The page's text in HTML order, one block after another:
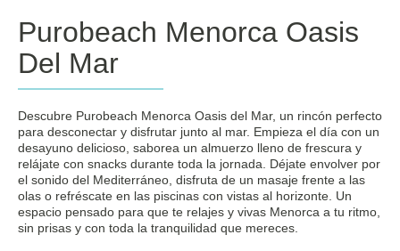
Purobeach Menorca Oasis
Del Mar
Descubre Purobeach Menorca Oasis del Mar, un rincón perfecto
para desconectar y disfrutar junto al mar. Empieza el día con un
desayuno delicioso, saborea un almuerzo lleno de frescura y
relájate con snacks durante toda la jornada. Déjate envolver por
el sonido del Mediterráneo, disfruta de un masaje frente a las
olas o refréscate en las piscinas con vistas al horizonte. Un
espacio pensado para que te relajes y vivas Menorca a tu ritmo,
sin prisas y con toda la tranquilidad que mereces.